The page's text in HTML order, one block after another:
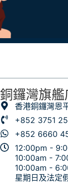
銅鑼灣旗艦
香港銅鑼灣恩
+852 3751
+852 6660
12:00pm -
10:00am -
10:00am -
星期日及法定